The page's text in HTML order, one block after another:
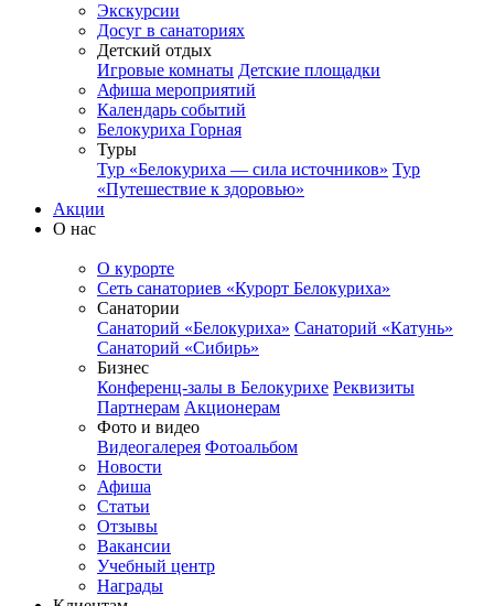
Экскурсии
Досуг в санаториях
Детский отдых
Игровые комнаты Детские площадки
Афиша мероприятий
Календарь событий
Белокуриха Горная
Туры
Тур «Белокуриха — сила источников» Тур
«Путешествие к здоровью»
Акции
О нас
О курорте
Сеть санаториев «Курорт Белокуриха»
Санатории
Санаторий «Белокуриха» Санаторий «Катунь»
Санаторий «Сибирь»
Бизнес
Конференц-залы в Белокурихе Реквизиты
Партнерам Акционерам
Фото и видео
Видеогалерея Фотоальбом
Новости
Афиша
Статьи
Отзывы
Вакансии
Учебный центр
Награды